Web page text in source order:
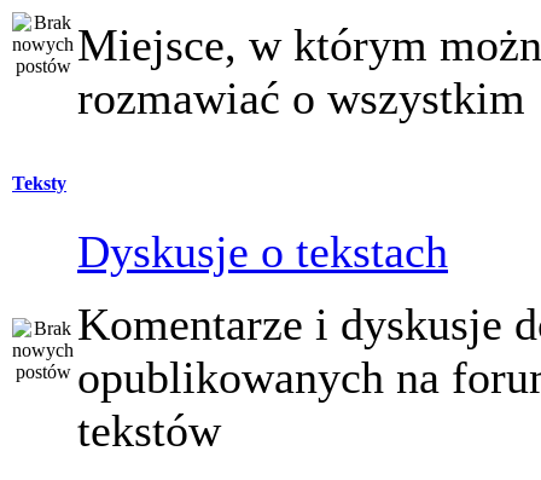
Miejsce, w którym
rozmawiać o wszystkim
Teksty
Dyskusje o tekstach
Komentarze i dyskusje
opublikowanych na
tekstów